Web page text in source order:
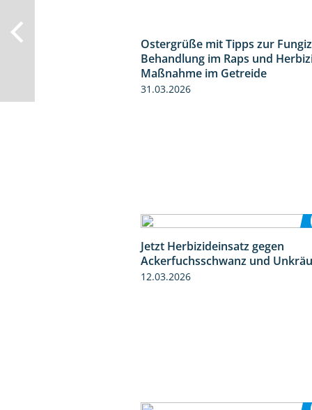
Ostergrüße mit Tipps zur
Behandlung im Raps und
Maßnahme im Getreide
31.03.2026
Jetzt Herbizideinsatz gegen
Ackerfuchsschwanz und
12.03.2026